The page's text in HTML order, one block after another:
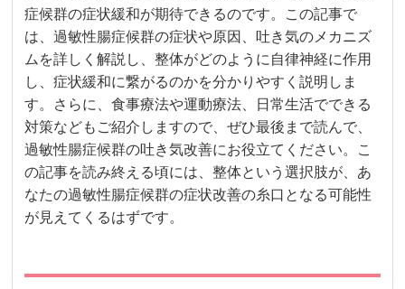
症候群の症状緩和が期待できるのです。この記事で
は、過敏性腸症候群の症状や原因、吐き気のメカニズ
ムを詳しく解説し、整体がどのように自律神経に作用
し、症状緩和に繋がるのかを分かりやすく説明しま
す。さらに、食事療法や運動療法、日常生活でできる
対策などもご紹介しますので、ぜひ最後まで読んで、
過敏性腸症候群の吐き気改善にお役立てください。こ
の記事を読み終える頃には、整体という選択肢が、あ
なたの過敏性腸症候群の症状改善の糸口となる可能性
が見えてくるはずです。